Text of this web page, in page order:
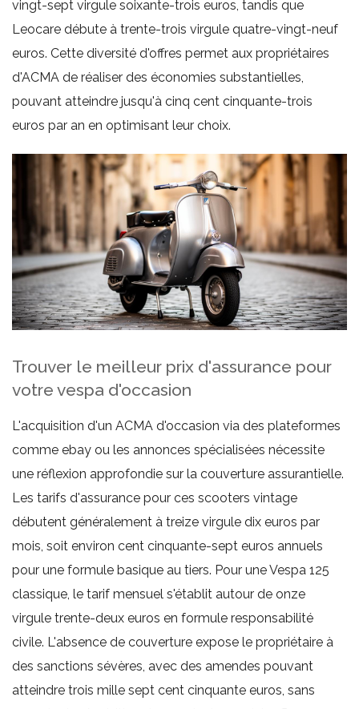
vingt-sept virgule soixante-trois euros, tandis que
Leocare débute à trente-trois virgule quatre-vingt-neuf
euros. Cette diversité d'offres permet aux propriétaires
d'ACMA de réaliser des économies substantielles,
pouvant atteindre jusqu'à cinq cent cinquante-trois
euros par an en optimisant leur choix.
Trouver le meilleur prix d'assurance pour
votre vespa d'occasion
L'acquisition d'un ACMA d'occasion via des plateformes
comme ebay ou les annonces spécialisées nécessite
une réflexion approfondie sur la couverture assurantielle.
Les tarifs d'assurance pour ces scooters vintage
débutent généralement à treize virgule dix euros par
mois, soit environ cent cinquante-sept euros annuels
pour une formule basique au tiers. Pour une Vespa 125
classique, le tarif mensuel s'établit autour de onze
virgule trente-deux euros en formule responsabilité
civile. L'absence de couverture expose le propriétaire à
des sanctions sévères, avec des amendes pouvant
atteindre trois mille sept cent cinquante euros, sans